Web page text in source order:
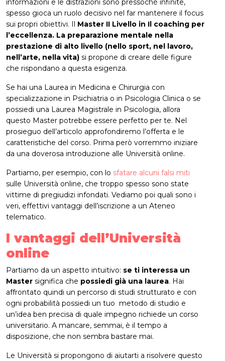
informazioni e le distrazioni sono pressoché infinite,
spesso gioca un ruolo decisivo nel far mantenere il focus
sui propri obiettivi. Il Master II Livello in Il coaching per
l’eccellenza. La preparazione mentale nella
prestazione di alto livello (nello sport, nel lavoro,
nell’arte, nella vita) si propone di creare delle figure
che rispondano a questa esigenza.
Se hai una Laurea in Medicina e Chirurgia con
specializzazione in Psichiatria o in Psicologia Clinica o se
possiedi una Laurea Magistrale in Psicologia, allora
questo Master potrebbe essere perfetto per te. Nel
prosieguo dell’articolo approfondiremo l’offerta e le
caratteristiche del corso. Prima però vorremmo iniziare
da una doverosa introduzione alle Università online.
Partiamo, per esempio, con lo sfatare alcuni falsi miti
sulle Università online, che troppo spesso sono state
vittime di pregiudizi infondati. Vediamo poi quali sono i
veri, effettivi vantaggi dell’iscrizione a un Ateneo
telematico.
I vantaggi dell’Università
online
Partiamo da un aspetto intuitivo: se ti interessa un
Master significa che possiedi già una laurea. Hai
affrontato quindi un percorso di studi strutturato e con
ogni probabilità possiedi un tuo metodo di studio e
un’idea ben precisa di quale impegno richiede un corso
universitario. A mancare, semmai, è il tempo a
disposizione, che non sembra bastare mai.
Le Università si propongono di aiutarti a risolvere questo